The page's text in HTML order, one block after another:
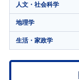
人文・社会科学
地理学
生活・家政学